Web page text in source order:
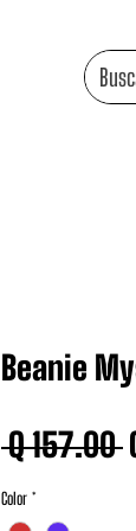
Beanie
Q 157.00
Color *